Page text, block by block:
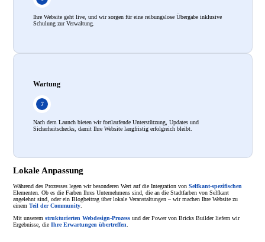
Ihre Website geht live, und wir sorgen für eine reibungslose Übergabe inklusive
Schulung zur Verwaltung.
Wartung
Nach dem Launch bieten wir fortlaufende Unterstützung, Updates und
Sicherheitschecks, damit Ihre Website langfristig erfolgreich bleibt.
Lokale Anpassung
Während des Prozesses legen wir besonderen Wert auf die Integration von Selfkant-spezifischen
Elementen. Ob es die Farben Ihres Unternehmens sind, die an die Stadtfarben von Selfkant
angelehnt sind, oder ein Blogbeitrag über lokale Veranstaltungen – wir machen Ihre Website zu
einem Teil der Community.
Mit unserem strukturierten Webdesign-Prozessund der Power von Bricks Builder liefern wir
Ergebnisse, die Ihre Erwartungen übertreffen.